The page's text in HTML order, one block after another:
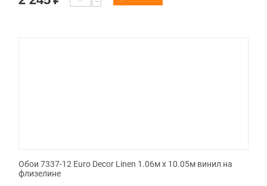
Обои 7337-12 Euro Decor Linen 1.06м x 10.05м винил на
флизелине